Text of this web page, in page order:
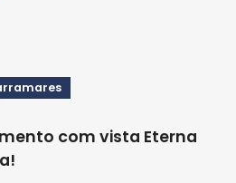
com vista Eterna